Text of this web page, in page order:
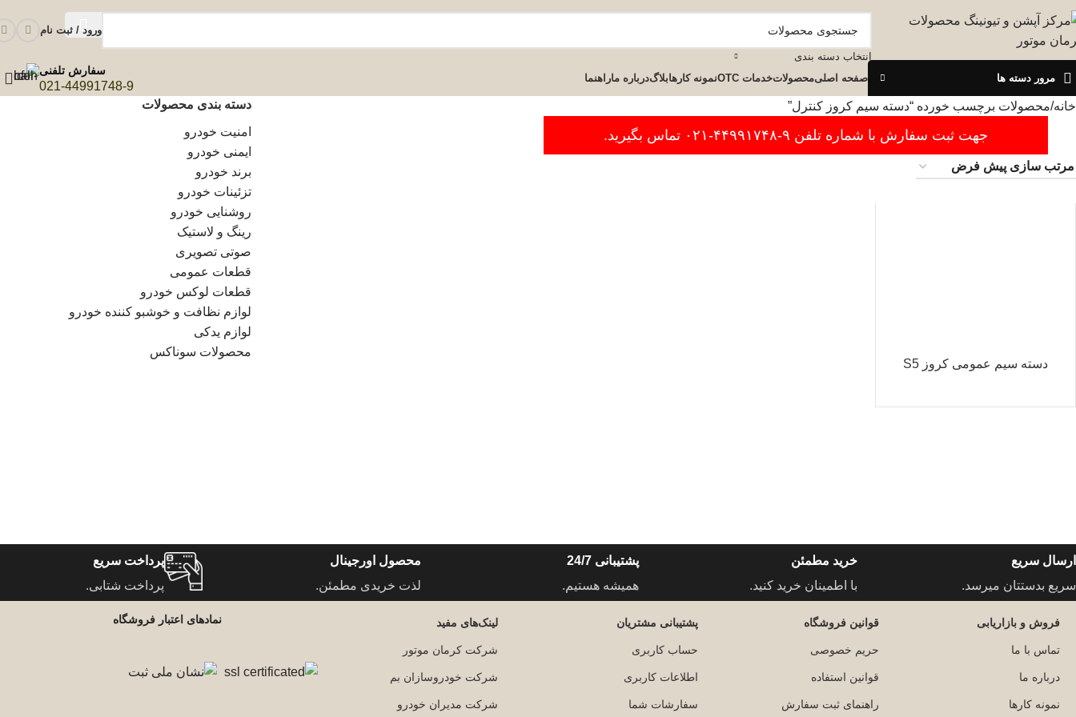
انتخاب دسته بندی
ورود / ثبت نام
مرور دسته ها صفحه اصلیمحصولاتخدمات OTC نمونه کارهابلاگدرباره ماراهنما
سفارش تلفنی
021-44991748-9
خانه محصولات برچسب خورده “دسته سیم کروز کنترل”
جهت ثبت سفارش با شماره تلفن ۹-۴۴۹۹۱۷۴۸-۰۲۱ تماس بگیرید.
دسته سیم عمومی کروز S5
دسته بندی محصولات
امنیت خودرو
ایمنی خودرو
برند خودرو
تزئینات خودرو
روشنایی خودرو
رینگ و لاستیک
صوتی تصویری
قطعات عمومی
قطعات لوکس خودرو
لوازم نظافت و خوشبو کننده خودرو
لوازم یدکی
محصولات سوناکس
ارسال سریع
سریع بدستتان میرسد.
خرید مطمئن
با اطمینان خرید کنید.
پشتیبانی 24/7
همیشه هستیم.
محصول اورجینال
لذت خریدی مطمئن.
پرداخت سریع
پرداخت شتابی.
فروش و بازاریابی
تماس با ما
درباره ما
نمونه کارها
قوانین فروشگاه
حریم خصوصی
قوانین استفاده
راهنمای ثبت سفارش
پشتیبانی مشتریان
حساب کاربری
اطلاعات کاربری
سفارشات شما
لینک‌های مفید
شرکت کرمان موتور
شرکت خودروسازان بم
شرکت مدیران خودرو
نمادهای اعتبار فروشگاه